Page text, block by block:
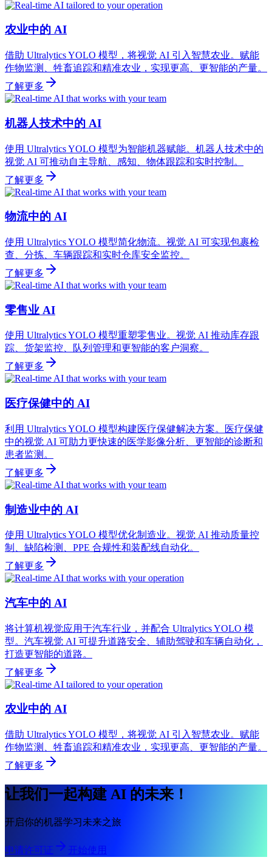
农业中的 AI
借助 Ultralytics YOLO 模型，将视觉 AI 引入智慧农业。赋能
作物监测、牲畜追踪和精准农业，实现更高、更智能的产量。
了解更多
机器人技术中的 AI
使用 Ultralytics YOLO 模型为智能机器赋能。机器人技术中的
视觉 AI 可推动自主导航、感知、物体跟踪和实时控制。
了解更多
物流中的 AI
使用 Ultralytics YOLO 模型简化物流。视觉 AI 可实现包裹检
查、分拣、车辆跟踪和实时仓库安全监控。
了解更多
零售业 AI
使用 Ultralytics YOLO 模型重塑零售业。视觉 AI 推动库存跟
踪、货架监控、队列管理和更智能的客户洞察。
了解更多
医疗保健中的 AI
利用 Ultralytics YOLO 模型构建医疗保健解决方案。医疗保健
中的视觉 AI 可助力更快速的医学影像分析、更智能的诊断和
患者监测。
了解更多
制造业中的 AI
使用 Ultralytics YOLO 模型优化制造业。视觉 AI 推动质量控
制、缺陷检测、PPE 合规性和装配线自动化。
了解更多
汽车中的 AI
将计算机视觉应用于汽车行业，并配合 Ultralytics YOLO 模
型。汽车视觉 AI 可提升道路安全、辅助驾驶和车辆自动化，
打造更智能的道路。
了解更多
农业中的 AI
借助 Ultralytics YOLO 模型，将视觉 AI 引入智慧农业。赋能
作物监测、牲畜追踪和精准农业，实现更高、更智能的产量。
了解更多
让我们一起构建 AI 的未来！
开启你的机器学习未来之旅
申请许可证 开始使用